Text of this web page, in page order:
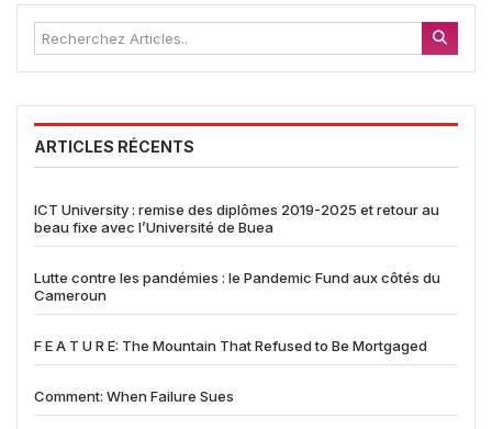
ARTICLES RÉCENTS
ICT University : remise des diplômes 2019-2025 et retour au
beau fixe avec l’Université de Buea
Lutte contre les pandémies : le Pandemic Fund aux côtés du
Cameroun
F E A T U R E: The Mountain That Refused to Be Mortgaged
Comment: When Failure Sues